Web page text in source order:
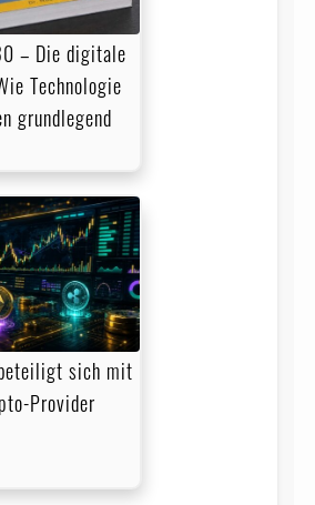
– Die digitale
Technologie
grundlegend
sich mit
Provider